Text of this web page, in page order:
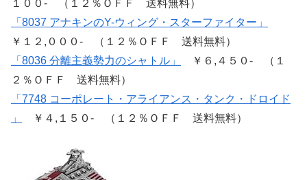
１００- （１２％ＯＦＦ 送料無料）
「8037 アナキンのY-ウィング・スターファイター」
￥１２,０００- （１２％ＯＦＦ 送料無料）
「8036 分離主義勢力のシャトル」
￥６,４５０- （１
２％ＯＦＦ 送料無料）
「7748 コーポレート・アライアンス・タンク・ドロイド
」
￥４,１５０- （１２％ＯＦＦ 送料無料）